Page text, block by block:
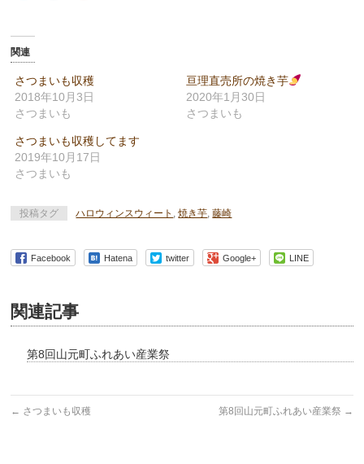
Twitter
共
(新
し
い
ウ
ィ
ド
ウ
で
開
き
ッ
ク
し
て
く
さ
い
(新
し
い
ン
開
き
ま
(新
し
い
ド
ウ
で
関連
さつまいも収穫
2018年10月3日
さつまいも
亘理直売所の焼き芋
2020年1月30日
さつまいも
さつまいも収穫してます
2019年10月17日
さつまいも
投稿タグ ハロウィンスウィート ,焼き芋,藤崎
Facebook Hatena twitter Google+ LINE
関連記事
第8回山元町ふれあい産業祭
← さつまいも収穫 第8回山元町ふれあい産業祭 →